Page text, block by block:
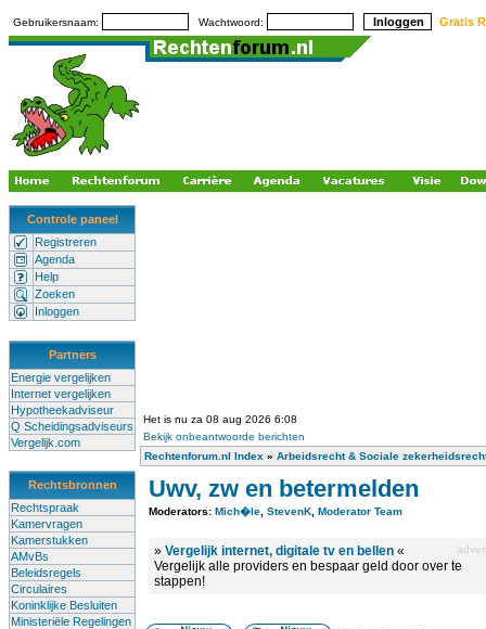
Gebruikersnaam: Wachtwoord: Gratis
Controle paneel
Registreren
Agenda
Help
Zoeken
Inloggen
Partners
Energie vergelijken
Internet vergelijken
Hypotheekadviseur
Q Scheidingsadviseurs
Vergelijk.com
Rechtsbronnen
Rechtspraak
Kamervragen
Kamerstukken
AMvBs
Beleidsregels
Circulaires
Koninklijke Besluiten
Ministeriële Regelingen
Het is nu za 08 aug 2026 6:08
Bekijk onbeantwoorde berichten
Rechtenforum.nl Index » Arbeidsrecht & Sociale
Uwv, zw en betermelden
Moderators: Mich�le StevenK Moderator Team
» Vergelijk internet, digitale tv en bellen «
Vergelijk alle providers en bespaar geld door over te
stappen!